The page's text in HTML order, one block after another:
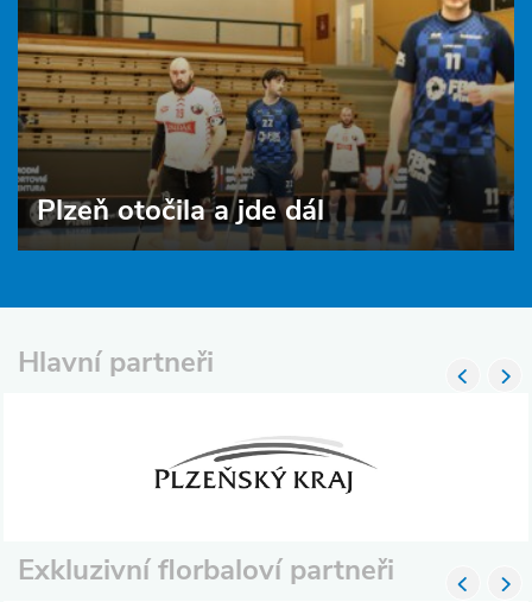
Plzeň otočila a jde dál
Hlavní partneři
Exkluzivní florbaloví partneři